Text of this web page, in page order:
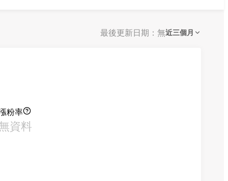
最後更新日期：無近三個月
粉率
資料